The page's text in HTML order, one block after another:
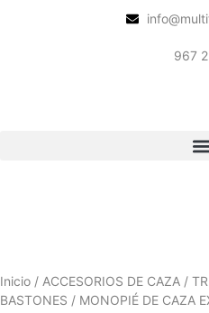
967
Inicio / ACCESORIOS DE CAZA /
BASTONES / MONOPIÉ DE CAZA